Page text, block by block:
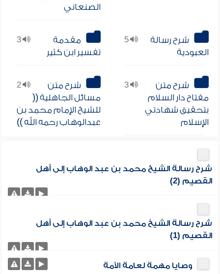
الصنعاني
5
شرح رسالة
العبودية
3
مقدمة
تفسير ابن كثير
3
شرح متن
مفتاح دار السلام
بتحقيق شهادتي
الإسلام
2
شرح متن
مسائل الجاهلية ((
للشيخ الإمام محمد بن
عبدالوهاب رحمه الله ))
شرح رسالة الشيخ محمد بن عبد الوهاب إلى أهل
القصيم (2)
شرح رسالة الشيخ محمد بن عبد الوهاب إلى أهل
القصيم (1)
وصايا مهمة لعامة الأمة